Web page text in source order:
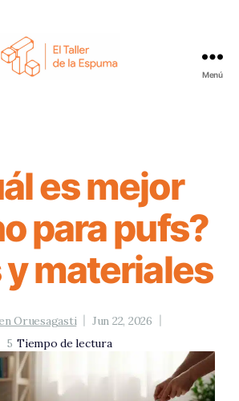
Menú
es mejor
para pufs?
materiales
Oruesagasti
Jun 22, 2026
5 Tiempo de lectura